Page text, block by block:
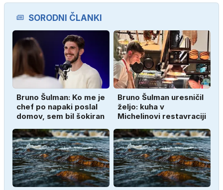
SORODNI ČLANKI
Bruno Šulman: Ko me je
chef po napaki poslal
domov, sem bil šokiran
Bruno Šulman uresničil
željo: kuha v
Michelinovi restavraciji